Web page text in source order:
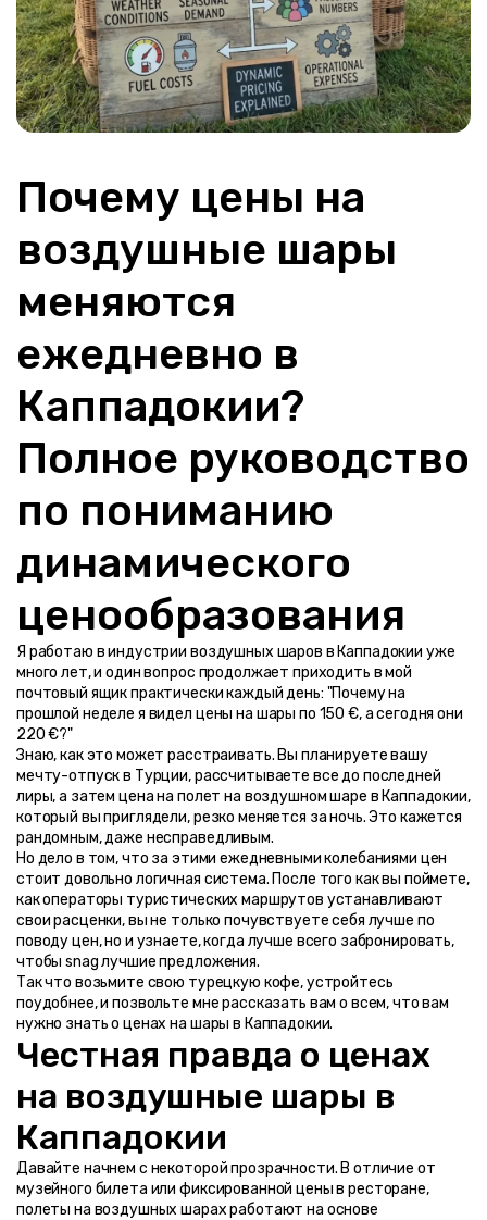
Почему цены на
воздушные шары
меняются
ежедневно в
Каппадокии?
Полное руководство
по пониманию
динамического
ценообразования
Я работаю в индустрии воздушных шаров в Каппадокии уже
много лет, и один вопрос продолжает приходить в мой
почтовый ящик практически каждый день: "Почему на
прошлой неделе я видел цены на шары по 150 €, а сегодня они
220 €?"
Знаю, как это может расстраивать. Вы планируете вашу
мечту-отпуск в Турции, рассчитываете все до последней
лиры, а затем цена на полет на воздушном шаре в Каппадокии,
который вы приглядели, резко меняется за ночь. Это кажется
рандомным, даже несправедливым.
Но дело в том, что за этими ежедневными колебаниями цен
стоит довольно логичная система. После того как вы поймете,
как операторы туристических маршрутов устанавливают
свои расценки, вы не только почувствуете себя лучше по
поводу цен, но и узнаете, когда лучше всего забронировать,
чтобы snag лучшие предложения.
Так что возьмите свою турецкую кофе, устройтесь
поудобнее, и позвольте мне рассказать вам о всем, что вам
нужно знать о ценах на шары в Каппадокии.
Честная правда о ценах
на воздушные шары в
Каппадокии
Давайте начнем с некоторой прозрачности. В отличие от
музейного билета или фиксированной цены в ресторане,